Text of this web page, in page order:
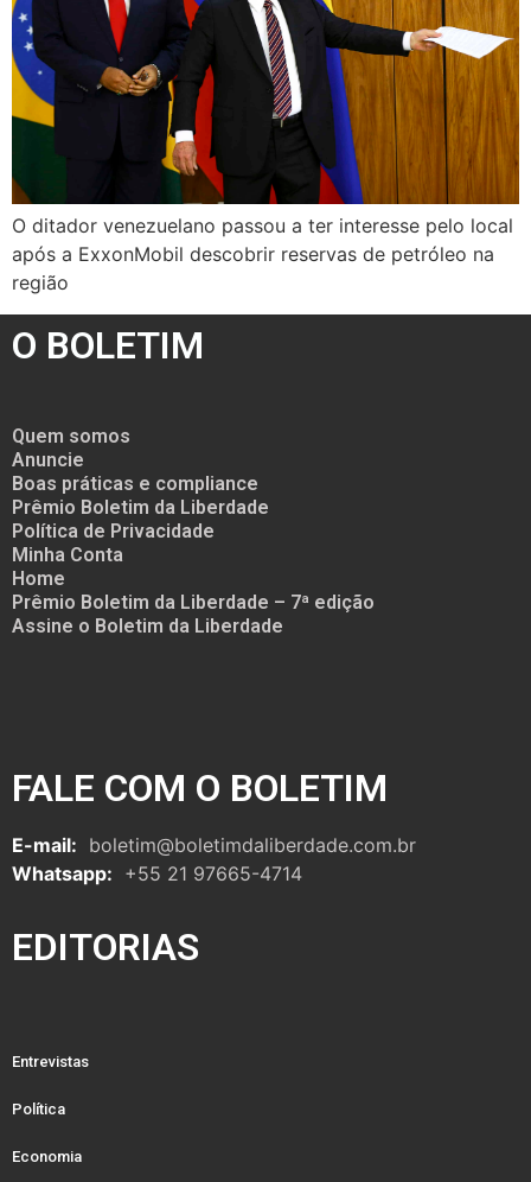
O ditador venezuelano passou a ter interesse pelo local
após a ExxonMobil descobrir reservas de petróleo na
região
O BOLETIM
Quem somos
Anuncie
Boas práticas e compliance
Prêmio Boletim da Liberdade
Política de Privacidade
Minha Conta
Home
Prêmio Boletim da Liberdade – 7ª edição
Assine o Boletim da Liberdade
FALE COM O BOLETIM
E-mail: boletim@boletimdaliberdade.com.br
Whatsapp: +55 21 97665-4714
EDITORIAS
Entrevistas
Política
Economia